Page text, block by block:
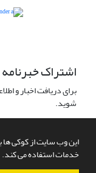
این وب سایت از کوکی ها
خدمات استفاده می کند.
اشتراک خبرنامه
برای دریافت اخبار و
شوید.